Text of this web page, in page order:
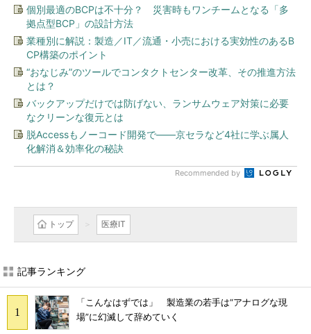
個別最適のBCPは不十分？ 災害時もワンチームとなる「多
拠点型BCP」の設計方法
業種別に解説：製造／IT／流通・小売における実効性のあるB
CP構築のポイント
“おなじみ”のツールでコンタクトセンター改革、その推進方法
とは？
バックアップだけでは防げない、ランサムウェア対策に必要
なクリーンな復元とは
脱Accessもノーコード開発で――京セラなど4社に学ぶ属人
化解消＆効率化の秘訣
Recommended by
トップ 医療IT
記事ランキング
「こんなはずでは」 製造業の若手は“アナログな現
場”に幻滅して辞めていく